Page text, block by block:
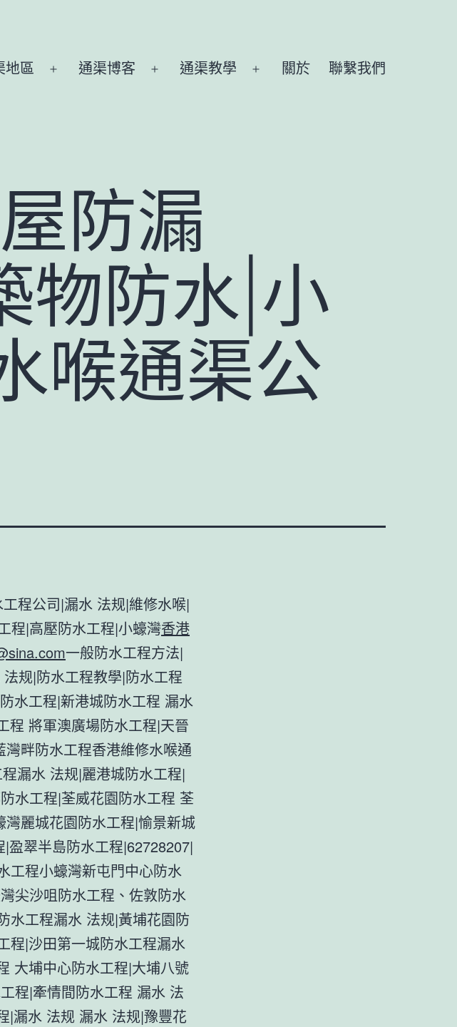
地區
Open通渠博客
Open通渠教學
Open關於 聯繫我們
防漏
物防水|小
喉通渠公
程公司|漏水 法规|維修水喉|
程|高壓防水工程|小蠔灣香港
一般防水工程方法|
规|防水工程教學|防水工程
水工程|新港城防水工程 漏水
程 將軍澳廣場防水工程|天晉
畔防水工程香港維修水喉通
漏水 法规|麗港城防水工程|
水工程|荃威花園防水工程 荃
麗城花園防水工程|愉景新城
盈翠半島防水工程|62728207|
工程小蠔灣新屯門中心防水
尖沙咀防水工程、佐敦防水
水工程漏水 法规|黃埔花園防
程|沙田第一城防水工程漏水
大埔中心防水工程|大埔八號
程|牽情間防水工程 漏水 法
|漏水 法规 漏水 法规|豫豐花